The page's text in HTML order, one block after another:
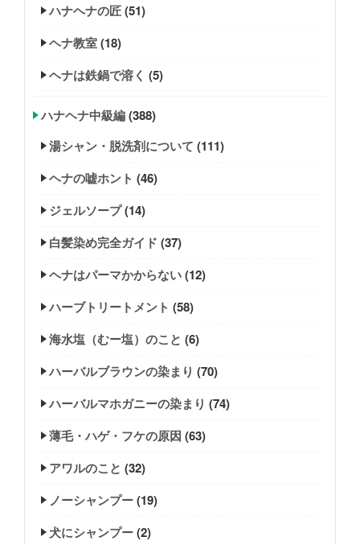
ハナヘナの匠(51)
ヘナ教室(18)
ヘナは鉄鍋で溶く (5)
ハナヘナ中級編(388)
湯シャン・脱洗剤について (111)
ヘナの嘘ホント (46)
ジェルソープ(14)
白髪染め完全ガイド (37)
ヘナはパーマかからない(12)
ハーブトリートメント (58)
海水塩（むー塩）のこと (6)
ハーバルブラウンの染まり (70)
ハーバルマホガニーの染まり (74)
薄毛・ハゲ・フケの原因 (63)
アワルのこと (32)
ノーシャンプー(19)
犬にシャンプー(2)